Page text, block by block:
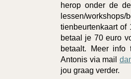
herop onder de
lessen/
tienbeurtenkaart of
betaal je 70 euro
betaalt. Meer
Antonis via mail
jou graag verder.